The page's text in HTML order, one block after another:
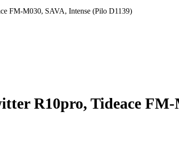
FM-M030, SAVA, Intense (Pilo D1139)
R10pro, Tideace FM-